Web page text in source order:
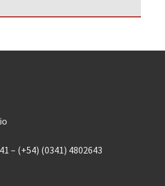
– (+54) (0341) 4802643